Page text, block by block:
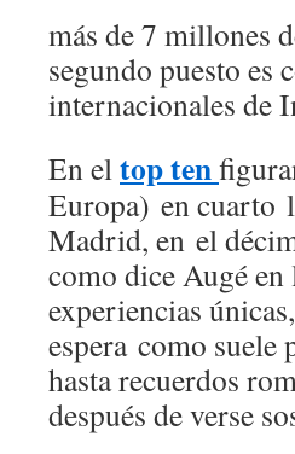
más de 7 millones
segundo puesto es
internacionales de
En eltop ten
Europa) en cuarto
Madrid, en el
como dice Augé
experiencias
espera como suele
hasta recuerdos
después de verse